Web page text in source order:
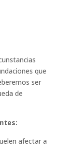
que
ser
de
afectar a